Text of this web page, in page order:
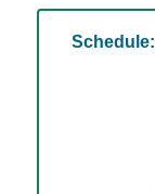
Schedule: